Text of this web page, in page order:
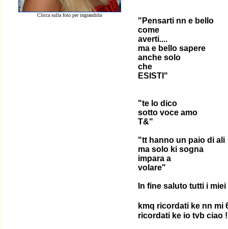
Clicca sulla foto per ingrandirla
"Pensarti nn e bello
come
averti....
ma e bello sapere
anche solo
che
ESISTI"
"te lo dico
sotto voce amo
T&"
"tt hanno un paio di ali
ma solo ki sogna
impara a
volare"
In fine saluto tutti i
kmq ricordati ke nn mi
ricordati ke io tvb ciao